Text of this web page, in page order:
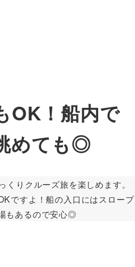
OK！船内で
めても◎
りクルーズ旅を楽しめます。
ですよ！船の入口にはスロープ
もあるので安心◎